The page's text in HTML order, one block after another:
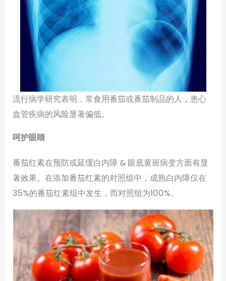
流行病学研究表明，常食用番茄或番茄制品的人，患心
血管疾病的风险显著偏低。
呵护眼睛
番茄红素在预防或延缓白内障 & 眼底黄斑病变方面有显
著效果。在添加番茄红素的对照组中，成熟白内障仅在
35%的番茄红素组中发生，而对照组为100%。